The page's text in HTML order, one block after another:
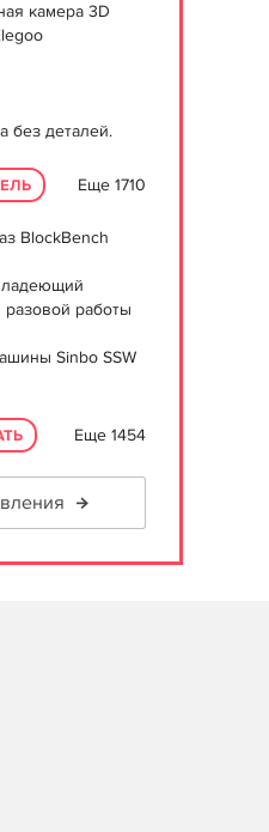
камера 3D
без деталей.
Еще 1710
BlockBench
разовой работы
Sinbo SSW
Еще 1454